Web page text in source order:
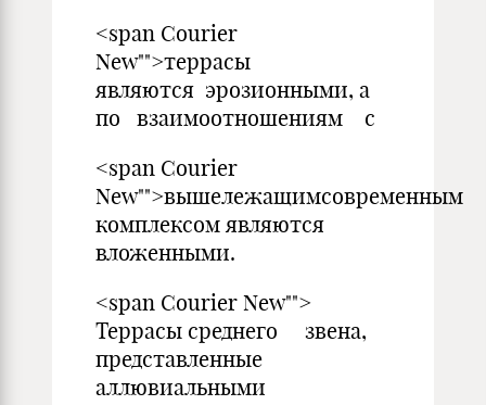
<span Courier
New"">террасы
являются эрозионными, а
по взаимоотношениям с
<span Courier
New"">вышележащимсовременным
комплексом являются
вложенными.
<span Courier New"">
Террасы среднего звена,
представленные
аллювиальными